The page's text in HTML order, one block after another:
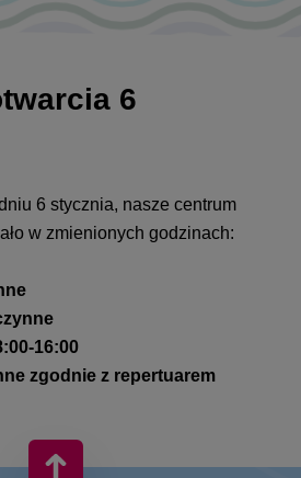
6
6 stycznia, nasze centrum
w zmienionych godzinach:
16:00
zgodnie z repertuarem